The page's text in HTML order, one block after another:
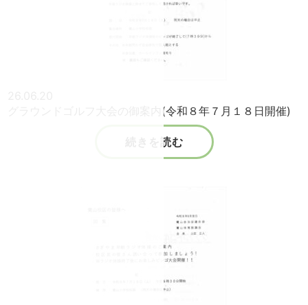
グラウンドゴルフ大会の御案内(令和８年７月１８日開催)
続きを読む